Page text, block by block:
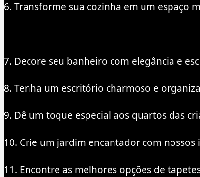
6. Transforme sua cozinha em um espaço
7. Decore seu banheiro com elegância e
8. Tenha um escritório charmoso e
9. Dê um toque especial aos quartos das
10. Crie um jardim encantador com
11. Encontre as melhores opções de